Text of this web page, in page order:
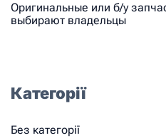
Оригинальные или б/у
выбирают владельцы
Категорії
Без категорії